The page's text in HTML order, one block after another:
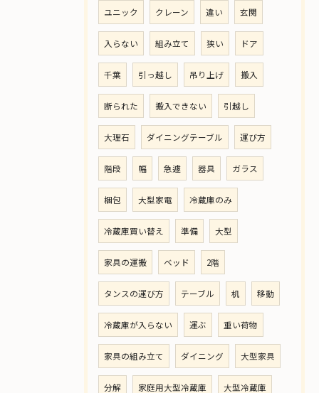
ユニック クレーン 違い 玄関
入らない 組み立て 狭い ドア
千葉 引っ越し 吊り上げ 搬入
断られた 搬入できない 引越し
大理石 ダイニングテーブル 運び方
階段 幅 急遽 器具 ガラス
梱包 大型家電 冷蔵庫のみ
冷蔵庫買い替え 準備 大型
家具の運搬 ベッド 2階
タンスの運び方 テーブル 机 移動
冷蔵庫が入らない 運ぶ 重い荷物
家具の組み立て ダイニング 大型家具
分解 家庭用大型冷蔵庫 大型冷蔵庫